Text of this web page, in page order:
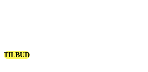
TILBUD